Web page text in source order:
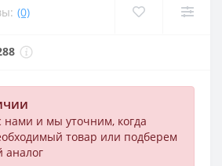
(0)
нами и мы уточним, когда
товар или подберем
аналог